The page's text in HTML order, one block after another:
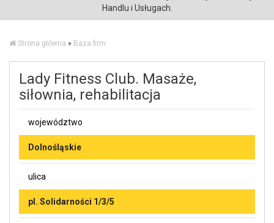
Handlu i Usługach.
Strona główna » Baza firm
Lady Fitness Club. Masaże,
siłownia, rehabilitacja
województwo
Dolnośląskie
ulica
pl. Solidarności 1/3/5